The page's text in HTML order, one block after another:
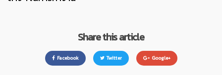
Share this article
Facebook Twitter Google+